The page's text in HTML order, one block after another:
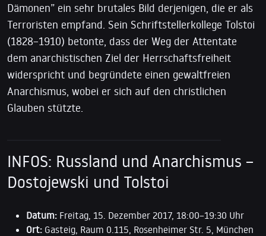
Dämonen” ein sehr brutales Bild derjenigen, die er als
Terroristen empfand. Sein Schriftstellerkollege Tolstoi
(1828–1910) betonte, dass der Weg der Attentate
dem anarchistischen Ziel der Herrschaftsfreiheit
widerspricht und begründete einen gewaltfreien
Anarchismus, wobei er sich auf den christlichen
Glauben stützte.
INFOS: Russland und Anarchismus –
Dostojewski und Tolstoi
Datum: Freitag, 15. Dezember 2017, 18:00–19:30 Uhr
Ort: Gasteig, Raum 0.115, Rosenheimer Str. 5, München